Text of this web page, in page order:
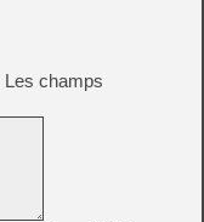
Les champs